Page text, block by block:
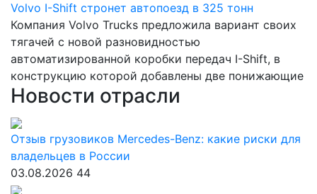
Volvo I-Shift стронет автопоезд в 325 тонн
Компания Volvo Trucks предложила вариант своих
тягачей с новой разновидностью
автоматизированной коробки передач I-Shift, в
конструкцию которой добавлены две понижающие
Новости отрасли
Отзыв грузовиков Mercedes-Benz: какие риски для
владельцев в России
03.08.2026 44